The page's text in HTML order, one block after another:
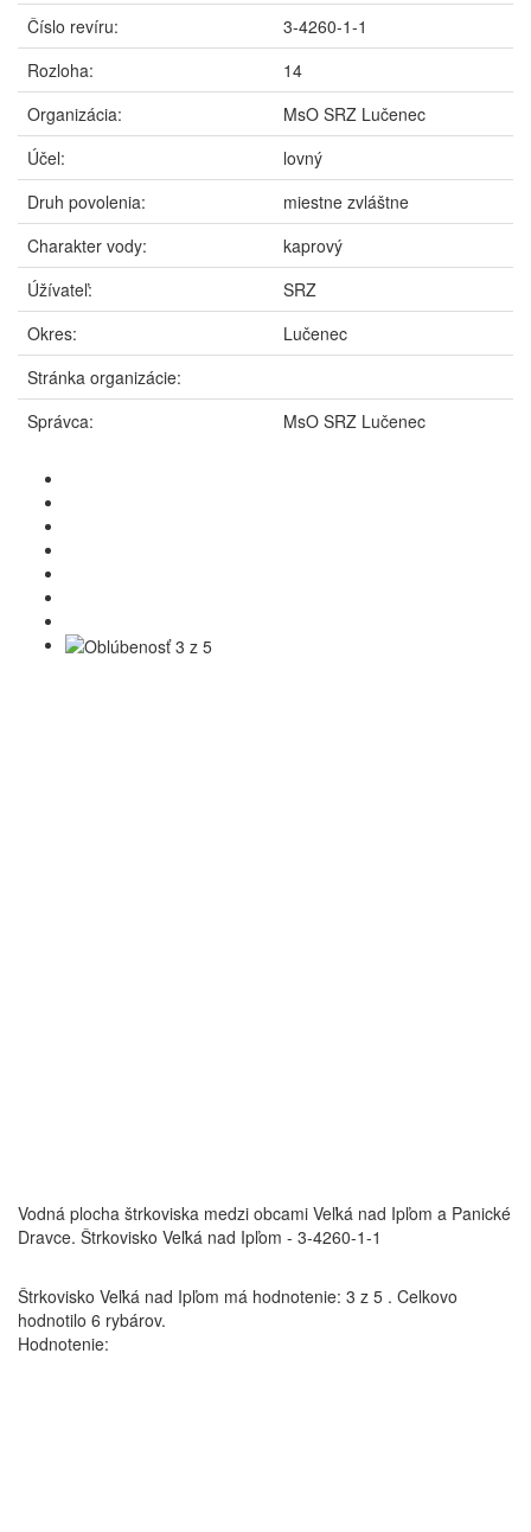
Číslo revíru:
3-4260-1-1
Rozloha:
14
Organizácia:
MsO SRZ Lučenec
Účel:
lovný
Druh povolenia:
miestne zvláštne
Charakter vody:
kaprový
Úžívateľ:
SRZ
Okres:
Lučenec
Stránka organizácie:
Správca:
MsO SRZ Lučenec
Vodná plocha štrkoviska medzi obcami Veľká nad Ipľom a Panické
Dravce. Štrkovisko Veľká nad Ipľom - 3-4260-1-1
Štrkovisko Veľká nad Ipľom má hodnotenie: 3 z 5 . Celkovo
hodnotilo 6 rybárov.
Hodnotenie: